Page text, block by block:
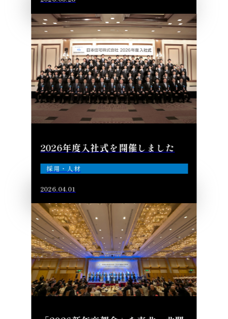
2026年度入社式を開催しました
採用・人材
2026.04.01